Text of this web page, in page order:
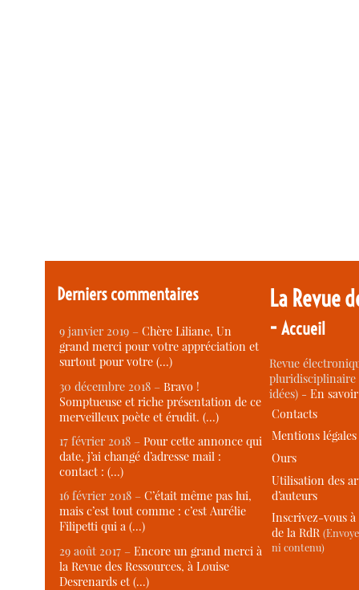
Derniers commentaires
9 janvier 2019 –Chère Liliane, Un
grand merci pour votre appréciation et
surtout pour votre (…)
30 décembre 2018 –Bravo !
Somptueuse et riche présentation de ce
merveilleux poète et érudit. (…)
17 février 2018 –Pour cette annonce qui
date, j’ai changé d’adresse mail :
contact : (…)
16 février 2018 –C’était même pas lui,
mais c’est tout comme : c’est Aurélie
Filipetti qui a (…)
29 août 2017 –Encore un grand merci à
la Revue des Ressources, à Louise
Desrenards et (…)
La Revue
-Accueil
Revue
idées) -En
Contacts
Mentions légales
Ours
Utilisation des
d’auteurs
Inscrivez-vous
de la RdR
ni contenu)